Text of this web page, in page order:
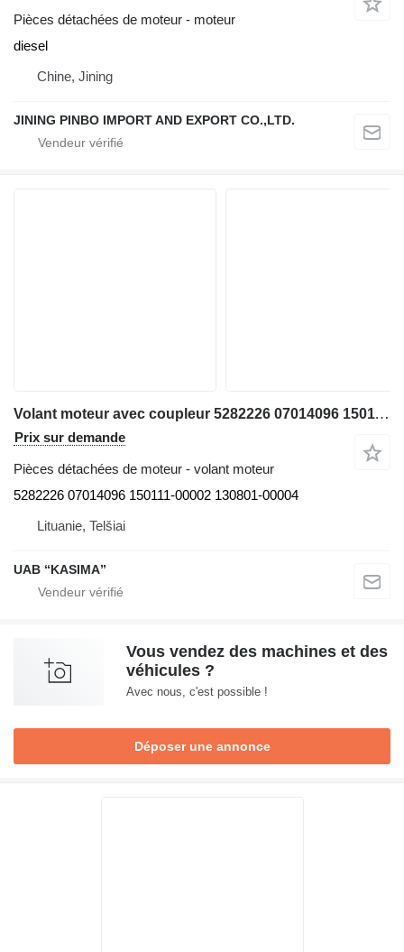
Pièces détachées de moteur - moteur
diesel
Chine, Jining
JINING PINBO IMPORT AND EXPORT CO.,LTD.
Volant moteur avec coupleur 5282226 07014096 150111-00002 130801-00004 pour excavateur Doosan DX140LCR-3
Prix sur demande
Pièces détachées de moteur - volant moteur
5282226 07014096 150111-00002 130801-00004
Lituanie, Telšiai
UAB “KASIMA”
Vous vendez des machines et des
véhicules ?
Avec nous, c'est possible !
Déposer une annonce